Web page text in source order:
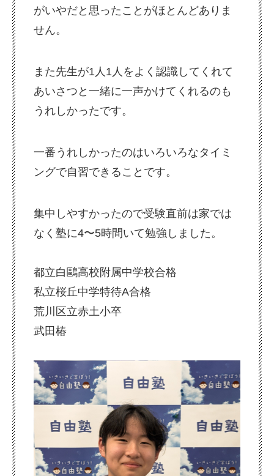
がいやだと思ったことがほとんどありま
せん。
また先生が1人1人をよく認識してくれて
あいさつと一緒に一声かけてくれるのも
うれしかったです。
一番うれしかったのはいろいろなタイミ
ングで自習できることです。
集中しやすかったので受験直前は家では
なく塾に4〜5時間いて勉強しました。
都立白鷗高校附属中学校合格
私立桜丘中学特待A合格
荒川区立赤土小卒
武田椿